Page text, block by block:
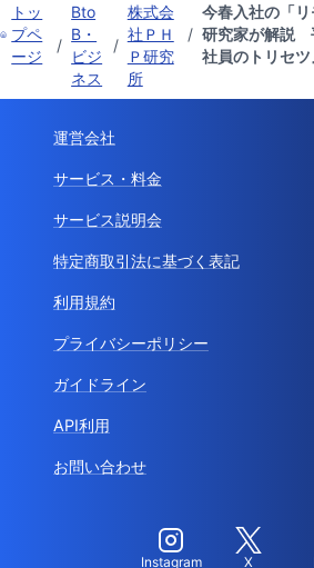
トッ
プペ
ージ
/
Bto
B・
ビジ
ネス
/
株式会
社ＰＨ
Ｐ研究
所
/
今春入社の「
研究家が解説
社員のトリセ
運営会社
サービス・料金
サービス説明会
特定商取引法に基づく表記
利用規約
プライバシーポリシー
ガイドライン
API利用
お問い合わせ
Instagram X